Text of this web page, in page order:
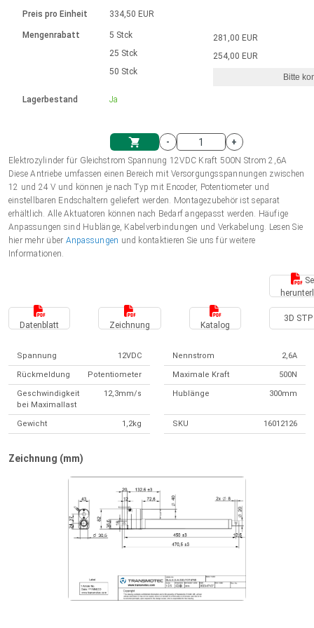
Einheitssystem
Einkaufswagen
Hubmagnete
230 - 50 Hz | 110 - 60 Hz
Drehzahlregelung für die AIS-Serie
Bürstenlose Gleichstrommotoren
mit Planetengetriebe und internem
Ø 28-42| 1-1400 rpm | <= 290Ncm
Bürstenlose DC Motor Controller
Gleichstrommotoren mit
Schneckengetriebe und Bürsten
Ø43-124mm | 31-425rpm | ≤ 41Nm
Treiber für Gleichstrommotoren mit
Synchron-Asynchron | für 1-4 Elektrozylinder
Synchron-Asynchron | für 1-4 Elektrozylinder
Français (EUR)
Polski (EUR)
Norsk (NOK)
Suomi (EUR)
Preis pro Einheit
Mengenrabatt
Lagerbestand
334,50 EUR
5 Stck
25 Stck
50 Stck
Ja
281,00 EUR
254,00 EUR
Bitte
-
+
Elektrozylinder für Gleichstrom Spannung 12VDC Kraft 500N Strom 2,6A
Diese Antriebe umfassen einen Bereich mit Versorgungsspannungen zwischen
12 und 24 V und können je nach Typ mit Encoder, Potentiometer und
einstellbaren Endschaltern geliefert werden. Montagezubehör ist separat
erhältlich. Alle Aktuatoren können nach Bedarf angepasst werden. Häufige
Anpassungen sind Hublänge, Kabelverbindungen und Verkabelung. Lesen Sie
hier mehr über Anpassungen und kontaktieren Sie uns für weitere
Informationen.
Datenblatt Zeichnung Katalog
3D STP
Spannung 12VDC Nennstrom 2,6A
Rückmeldung Potentiometer Maximale Kraft 500N
Geschwindigkeit
bei Maximallast
12,3mm/s Hublänge 300mm
Gewicht 1,2kg SKU 16012126
Zeichnung (mm)